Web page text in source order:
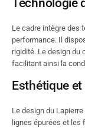
Technologie
Le cadre intègre des
performance. Il
rigidité. Le design du
facilitant ainsi la
Esthétique
Le design du
lignes épurées et